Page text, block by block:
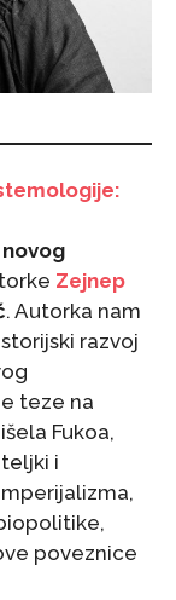
Zejnep
. Autorka nam
razvoj
teze na
Fukoa,
i
poveznice